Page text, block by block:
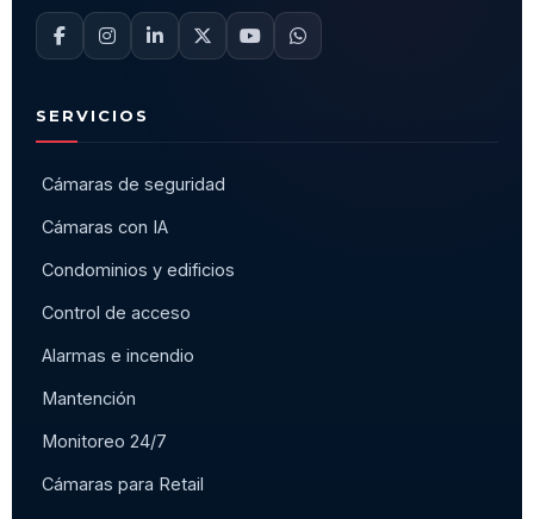
SERVICIOS
Cámaras de seguridad
Cámaras con IA
Condominios y edificios
Control de acceso
Alarmas e incendio
Mantención
Monitoreo 24/7
Cámaras para Retail